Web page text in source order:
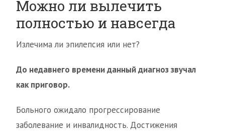
Можно ли вылечить
полностью и навсегда
Излечима ли эпилепсия или нет?
До недавнего времени данный диагноз звучал
как приговор.
Больного ожидало прогрессирование
заболевание и инвалидность. Достижения